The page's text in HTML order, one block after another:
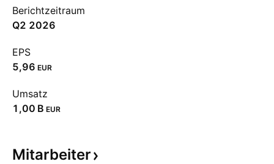
Berichtzeitraum
Q2 2026
EPS
5,96 EUR
Umsatz
‪1,00 B‬ EUR
Mitarbeiter